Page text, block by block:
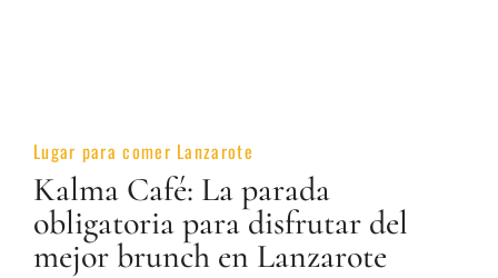
Lugar para comer Lanzarote
Kalma Café: La parada
obligatoria para disfrutar del
mejor brunch en Lanzarote